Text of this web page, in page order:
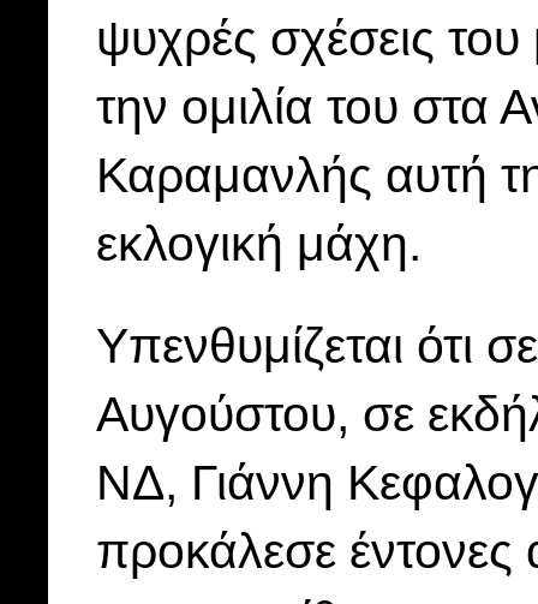
ψυχρές σχέσεις
την ομιλία του στα
Καραμανλής αυτή
εκλογική μάχη.
Υπενθυμίζεται ότι
Αυγούστου, σε
ΝΔ, Γιάννη
προκάλεσε έντονες